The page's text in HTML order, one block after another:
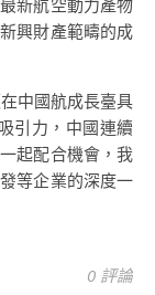
新航空動力產物
興財產範疇的成
中國航成長臺具
引力，中國連續
起配合機會，我
等企業的深度一
0 評論